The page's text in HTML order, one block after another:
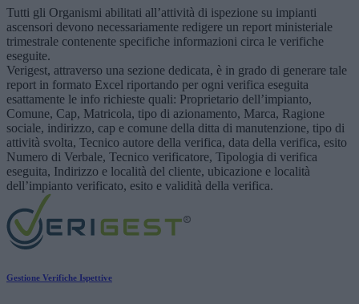
Tutti gli Organismi abilitati all’attività di ispezione su impianti
ascensori devono necessariamente redigere un report ministeriale
trimestrale contenente specifiche informazioni circa le verifiche
eseguite.
Verigest, attraverso una sezione dedicata, è in grado di generare tale
report in formato Excel riportando per ogni verifica eseguita
esattamente le info richieste quali: Proprietario dell’impianto,
Comune, Cap, Matricola, tipo di azionamento, Marca, Ragione
sociale, indirizzo, cap e comune della ditta di manutenzione, tipo di
attività svolta, Tecnico autore della verifica, data della verifica, esito
Numero di Verbale, Tecnico verificatore, Tipologia di verifica
eseguita, Indirizzo e località del cliente, ubicazione e località
dell’impianto verificato, esito e validità della verifica.
Gestione Verifiche Ispettive